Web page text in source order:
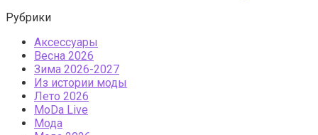
Рубрики
Аксессуары
Весна 2026
Зима 2026-2027
Из истории моды
Лето 2026
МоDа Live
Мода